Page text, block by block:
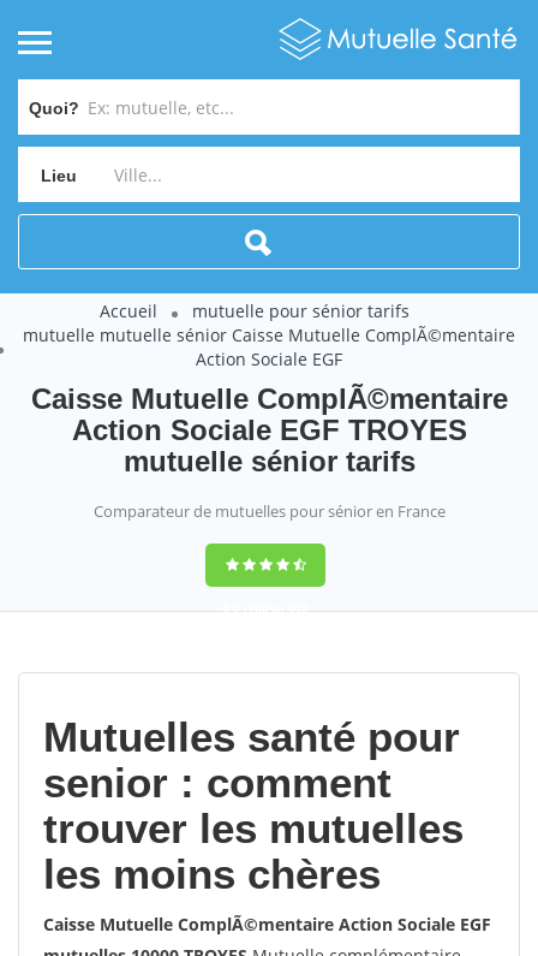
Quoi?
Lieu
Accueil
mutuelle pour sénior tarifs
mutuelle mutuelle sénior Caisse Mutuelle ComplÃ©mentaire
Action Sociale EGF
Caisse Mutuelle ComplÃ©mentaire
Action Sociale EGF TROYES
mutuelle sénior tarifs
Comparateur de mutuelles pour sénior en France
9,2(100%)452
Mutuelles santé pour
senior : comment
trouver les mutuelles
les moins chères
Caisse Mutuelle ComplÃ©mentaire Action Sociale EGF